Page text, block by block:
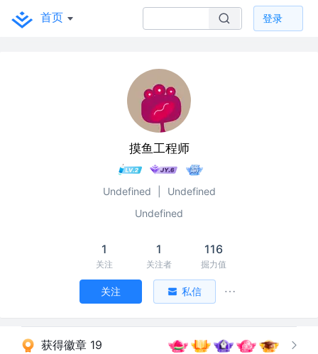
首页 登录
摸鱼工程师
Undefined
Undefined
Undefined
1
关注
1
关注者
116
掘力值
关注 私信
获得徽章 19